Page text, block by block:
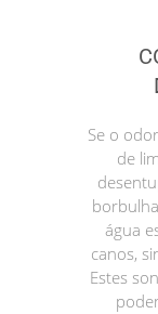
Se o
de
água
canos,
Estes